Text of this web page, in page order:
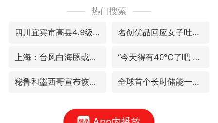
热门搜索
四川宜宾市高县4.9级地震致1人死亡 名创优品回应女子吐槽内裤质量差
上海：台风白海豚或将带来龙卷风 “今天得有40℃了吧 为啥还不预警”
秘鲁和墨西哥宣布恢复外交关系 全球首个长时储能一体化产业园量产